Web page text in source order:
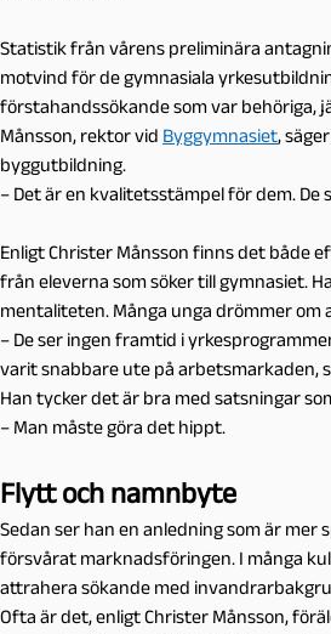
Statistik från vårens preliminära
motvind för de gymnasiala
förstahandssökande som var behöriga,
Månsson, rektor vid Byggymnasiet,
byggutbildning.
– Det är en kvalitetsstämpel för dem. De
Enligt Christer Månsson finns det både
från eleverna som söker till gymnasiet.
mentaliteten. Många unga drömmer om
– De ser ingen framtid i
varit snabbare ute på arbetsmarkaden,
Han tycker det är bra med satsningar
– Man måste göra det hippt.
Flytt och namnbyte
Sedan ser han en anledning som är
försvårat marknadsföringen. I många
attrahera sökande med
Ofta är det, enligt Christer Månsson,